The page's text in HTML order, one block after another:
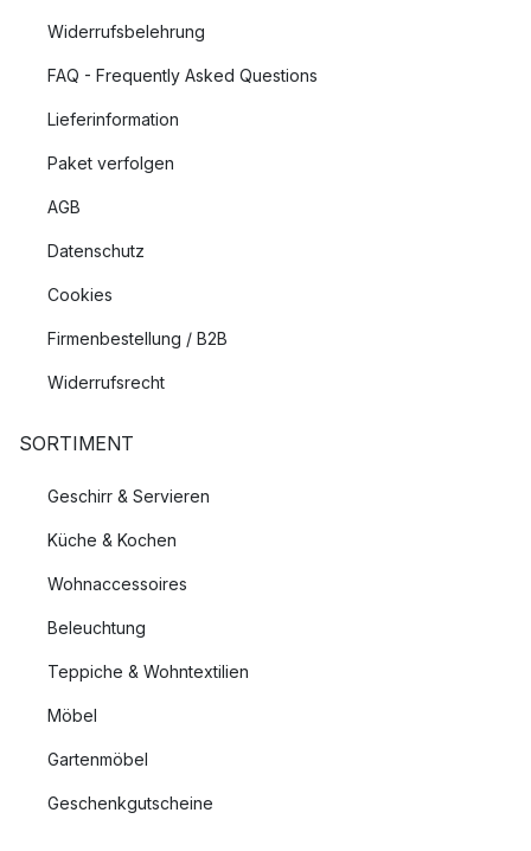
Widerrufsbelehrung
FAQ - Frequently Asked Questions
Lieferinformation
Paket verfolgen
AGB
Datenschutz
Cookies
Firmenbestellung / B2B
Widerrufsrecht
SORTIMENT
Geschirr & Servieren
Küche & Kochen
Wohnaccessoires
Beleuchtung
Teppiche & Wohntextilien
Möbel
Gartenmöbel
Geschenkgutscheine